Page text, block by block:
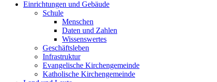
Einrichtungen und Gebäude
Schule
Menschen
Daten und Zahlen
Wissenswertes
Geschäftsleben
Infrastruktur
Evangelische Kirchengemeinde
Katholische Kirchengemeinde